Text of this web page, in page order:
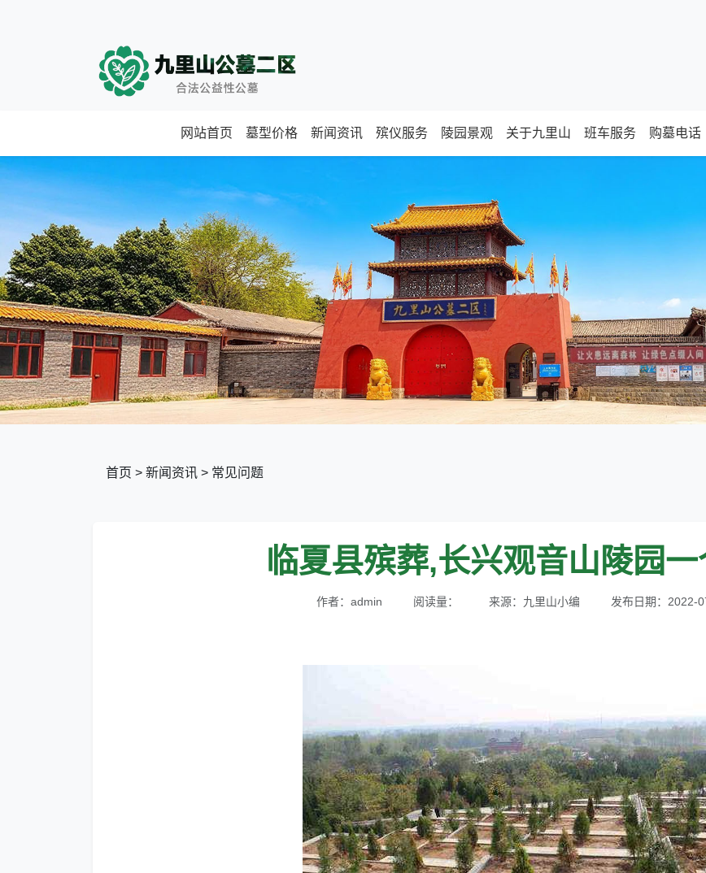
网站首页 墓型价格 新闻资讯 殡仪服务 陵园景观 关于九里山 班车服务 购墓电话
首页 > 新闻资讯 > 常见问题
临夏县殡葬,长兴观音山陵园
作者：admin 阅读量： 来源：九里山小编 发布日期：2022-